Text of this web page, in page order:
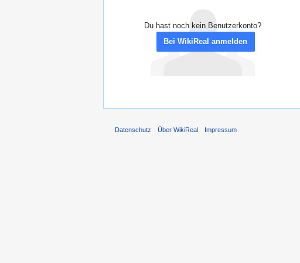
Du hast noch kein Benutzerkonto?
Bei WikiReal anmelden
Datenschutz Über WikiReal Impressum